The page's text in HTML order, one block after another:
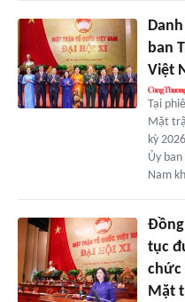
ban
Việt
Tại
Mặt
kỳ
Ủy
Nam
Đồng
tục
chức
Mặt